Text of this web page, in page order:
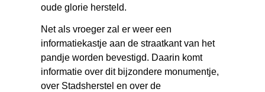
oude glorie hersteld.
Net als vroeger zal er weer een
informatiekastje aan de straatkant van het
pandje worden bevestigd. Daarin komt
informatie over dit bijzondere monumentje,
over Stadsherstel en over de